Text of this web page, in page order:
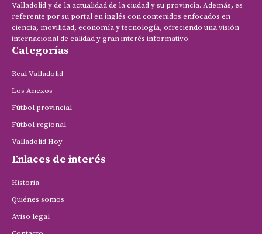
Valladolid y de la actualidad de la ciudad y su provincia. Además, es
referente por su portal en inglés con contenidos enfocados en
ciencia, movilidad, economía y tecnología, ofreciendo una visión
internacional de calidad y gran interés informativo.
Categorías
Real Valladolid
Los Anexos
Fútbol provincial
Fútbol regional
Valladolid Hoy
Enlaces de interés
Historia
Quiénes somos
Aviso legal